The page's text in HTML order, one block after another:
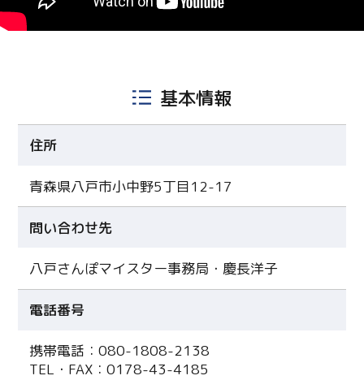
基本情報
住所
青森県八戸市小中野5丁目12-17
問い合わせ先
八戸さんぽマイスター事務局・慶長洋子
電話番号
携帯電話：080-1808-2138
TEL・FAX：0178-43-4185
Facebook